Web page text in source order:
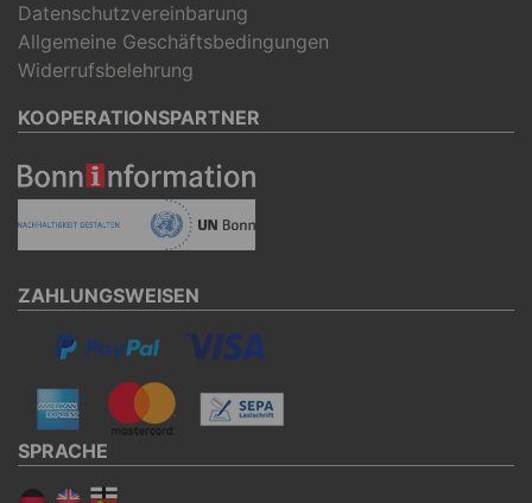
Datenschutzvereinbarung
Allgemeine Geschäftsbedingungen
Widerrufsbelehrung
KOOPERATIONSPARTNER
ZAHLUNGSWEISEN
SPRACHE